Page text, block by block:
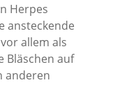
Herpes
ansteckende
allem als
Bläschen auf
anderen